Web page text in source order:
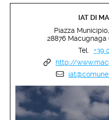
MEHR
IAT DI
Piazza
28876 Macugnaga
Tel.
+39
http://